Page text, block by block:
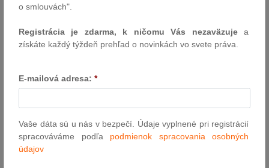
Text:
o smlouvách".
Registrácia je zdarma, k ničomu Vás nezaväzujea
získáte každý týždeň prehľad o novinkách vo svete práva.
E-mailová adresa: *
Vaše dáta sú u nás v bezpečí. Údaje vyplnené pri registrácií
spracováváme podľa podmienok spracovania osobných
údajov